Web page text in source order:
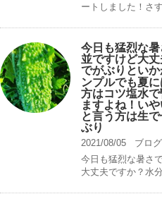
ートしました！さ
今日も猛烈な
並ですけど大
でがぶりとい
ンプルでも夏
方はコツ塩水
ますよね！い
と言う方は生
ぶり
2021/08/05
ブログ
今日も猛烈な暑さ
大丈夫ですか？水